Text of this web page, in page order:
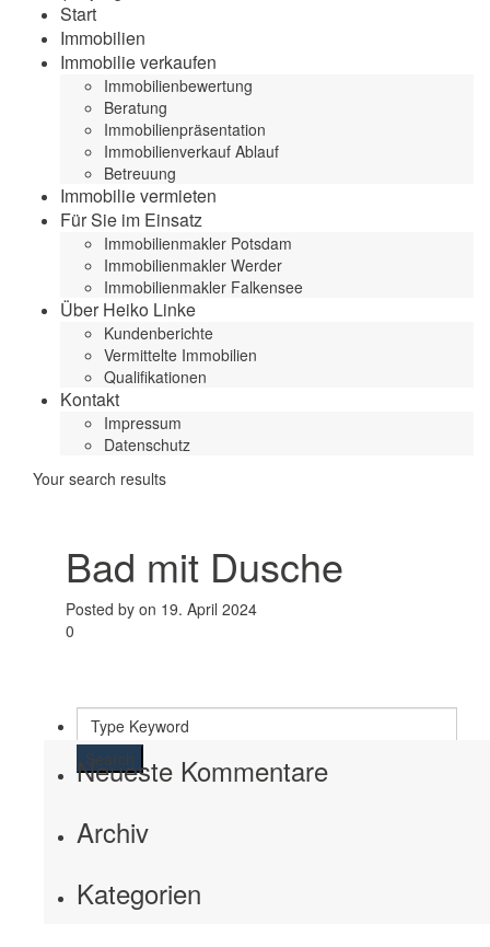
Start
Immobilien
Immobilie verkaufen
Immobilienbewertung
Beratung
Immobilienpräsentation
Immobilienverkauf Ablauf
Betreuung
Immobilie vermieten
Für Sie im Einsatz
Immobilienmakler Potsdam
Immobilienmakler Werder
Immobilienmakler Falkensee
Über Heiko Linke
Kundenberichte
Vermittelte Immobilien
Qualifikationen
Kontakt
Impressum
Datenschutz
Your search results
Bad mit Dusche
Posted by on 19. April 2024
0
Search
Neueste Kommentare
Archiv
Kategorien